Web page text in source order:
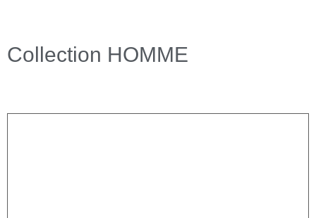
Collection HOMME